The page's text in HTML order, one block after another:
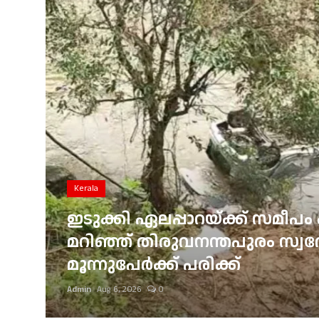
Gulf News
Loksabha Election 2024
Technology
Jobs Mall
Automotive
Shop Online
Education
Business
Kerala
ഇടുക്കി ഏലപ്പാറയ്ക്ക് സമീപം
മറിഞ്ഞ് തിരുവനന്തപുരം
മൂന്നുപേർക്ക് പരിക്ക്
Admin Aug 6, 2026 0